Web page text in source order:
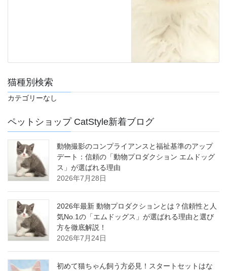
猫種別検索
カテゴリーなし
ペットショップ CatStyle新着ブログ
動物撮影のコンプライアンスと福祉基準のアップ
デート：信頼の「動物プロダクション エムドッグ
ス」が選ばれる理由
2026年7月28日
2026年最新 動物プロダクションとは？信頼性と人
気No.1の「エムドッグス」が選ばれる理由と選び
方を徹底解説！
2026年7月24日
初めて猫ちゃん飼う方必見！スタートセットはな